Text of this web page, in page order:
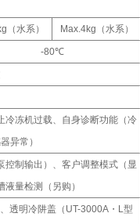
（水系） Max.4kg（水系）
-80℃
冷冻机过载、自身诊断功能（冷
异常）
控制输出）、客户调整模式（显
量检测（另购）
透明冷阱盖（UT-3000A・L型